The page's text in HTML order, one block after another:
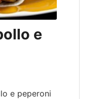
e
e peperoni